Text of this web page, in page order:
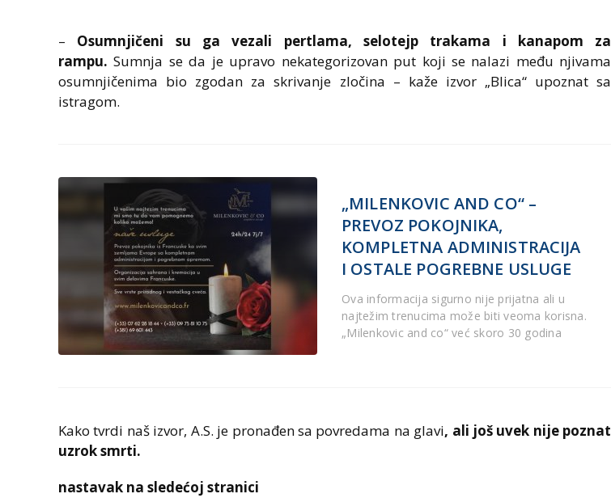
– Osumnjičeni su ga vezali pertlama, selotejp trakama i kanapom za
rampu. Sumnja se da je upravo nekategorizovan put koji se nalazi među njivama
osumnjičenima bio zgodan za skrivanje zločina – kaže izvor „Blica“ upoznat sa
istragom.
„MILENKOVIC AND CO“ –
PREVOZ POKOJNIKA,
KOMPLETNA ADMINISTRACIJA
I OSTALE POGREBNE USLUGE
Ova informacija sigurno nije prijatna ali u
najtežim trenucima može biti veoma korisna.
„Milenkovic and co“ već skoro 30 godina
Kako tvrdi naš izvor, A.S. je pronađen sa povredama na glavi, ali još uvek nije poznat
uzrok smrti.
nastavak na sledećoj stranici